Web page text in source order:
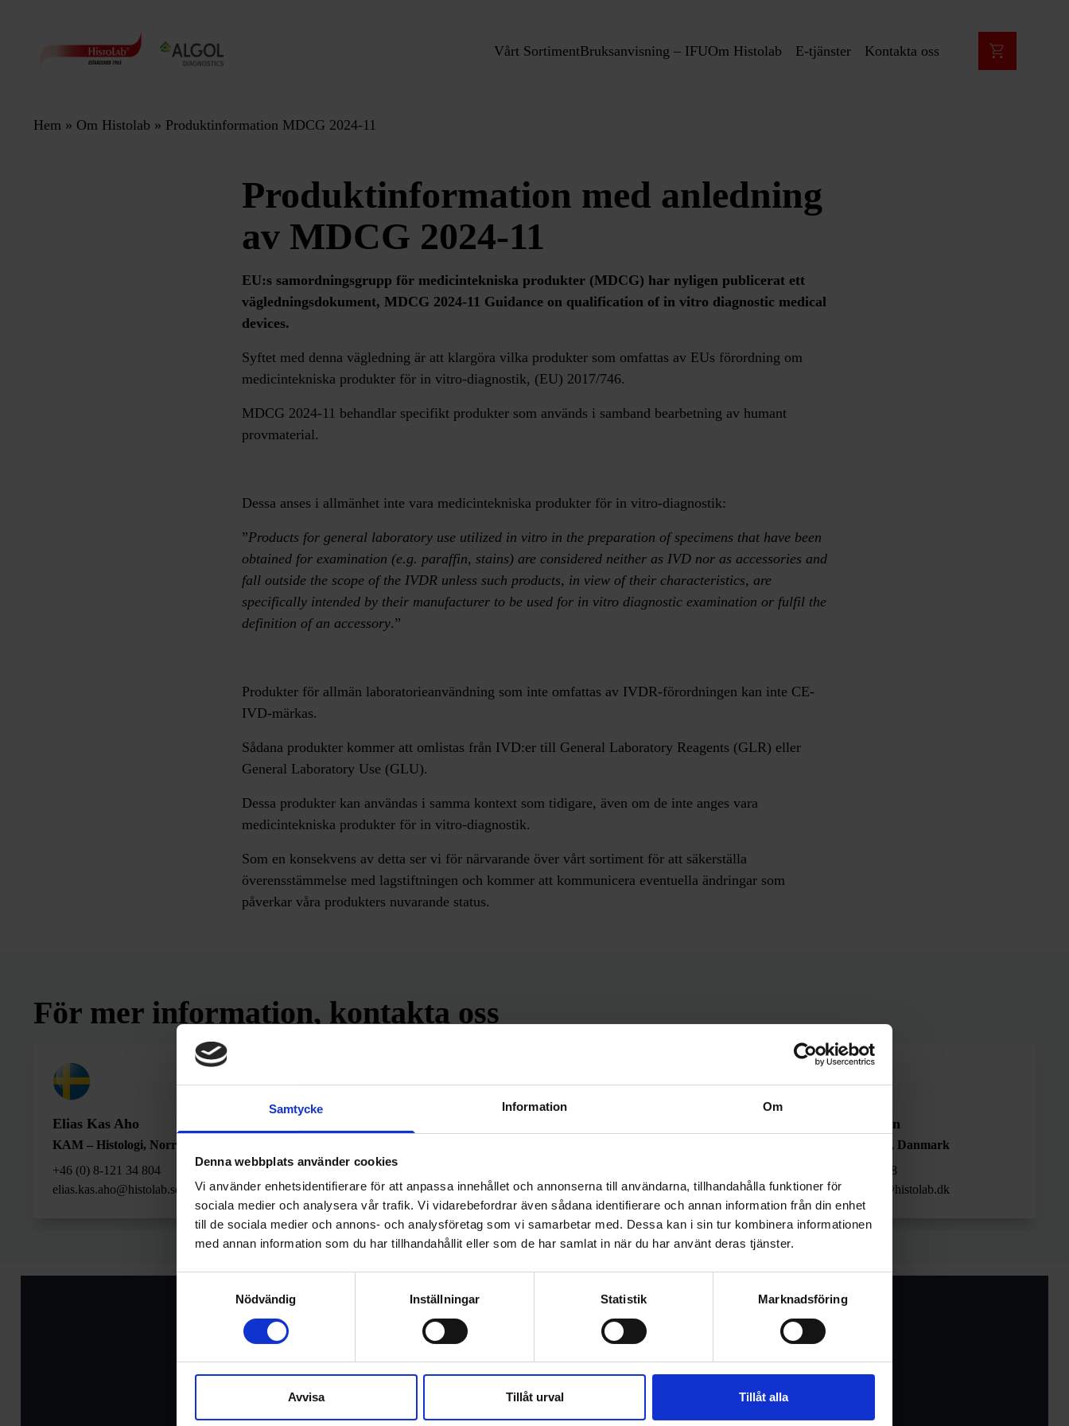
Samtycke Information Om
Denna webbplats använder cookies
Vi använder enhetsidentifierare för att anpassa innehållet och annonserna till användarna, tillhandahålla funktioner för
sociala medier och analysera vår trafik. Vi vidarebefordrar även sådana identifierare och annan information från din enhet
till de sociala medier och annons- och analysföretag som vi samarbetar med. Dessa kan i sin tur kombinera informationen
med annan information som du har tillhandahållit eller som de har samlat in när du har använt deras tjänster.
Nödvändig
Inställningar Statistik Marknadsföring
Avvisa Tillåt urval Tillåt alla
Vårt SortimentBruksanvisning – IFUOm Histolab E-tjänster Kontakta oss
Hem » Om Histolab » Produktinformation MDCG 2024-11
Produktinformation med anledning
av MDCG 2024-11
EU:s samordningsgrupp för medicintekniska produkter (MDCG) har nyligen publicerat ett
vägledningsdokument, MDCG 2024-11 Guidance on qualification of in vitro diagnostic medical
devices.
Syftet med denna vägledning är att klargöra vilka produkter som omfattas av EUs förordning om
medicintekniska produkter för in vitro-diagnostik, (EU) 2017/746.
MDCG 2024-11 behandlar specifikt produkter som används i samband bearbetning av humant
provmaterial.
Dessa anses i allmänhet inte vara medicintekniska produkter för in vitro-diagnostik:
”Products for general laboratory use utilized in vitro in the preparation of specimens that have been
obtained for examination (e.g. paraffin, stains) are considered neither as IVD nor as accessories and
fall outside the scope of the IVDR unless such products, in view of their characteristics, are
specifically intended by their manufacturer to be used for in vitro diagnostic examination or fulfil the
definition of an accessory.”
Produkter för allmän laboratorieanvändning som inte omfattas av IVDR-förordningen kan inte CE-
IVD-märkas.
Sådana produkter kommer att omlistas från IVD:er till General Laboratory Reagents (GLR) eller
General Laboratory Use (GLU).
Dessa produkter kan användas i samma kontext som tidigare, även om de inte anges vara
medicintekniska produkter för in vitro-diagnostik.
Som en konsekvens av detta ser vi för närvarande över vårt sortiment för att säkerställa
överensstämmelse med lagstiftningen och kommer att kommunicera eventuella ändringar som
påverkar våra produkters nuvarande status.
För mer information, kontakta oss
Elias Kas Aho
KAM – Histologi, Norra Sverige
+46 (0) 8-121 34 804
elias.kas.aho@histolab.se
+46 (0) 31-709 30 31
emma.svadling@histolab.se
ann.cathrin.lithell@histolab.no
Søren Povlsen
Sales manager, Danmark
+45 53 88 97 88
soren.povlsen@histolab.dk
Histonews – Vårt nyhetsbrev
Histolab är den ledande leverantören av helhetslösningar till forsknings- och kliniska